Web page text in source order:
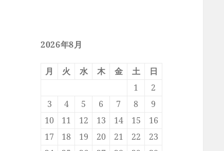
2026年8月
月 火 水 木 金 土
日
1
2
3
4 5 6 7 8
9
10
11 12 13 14 15
16
17
18 19 20 21 22
23